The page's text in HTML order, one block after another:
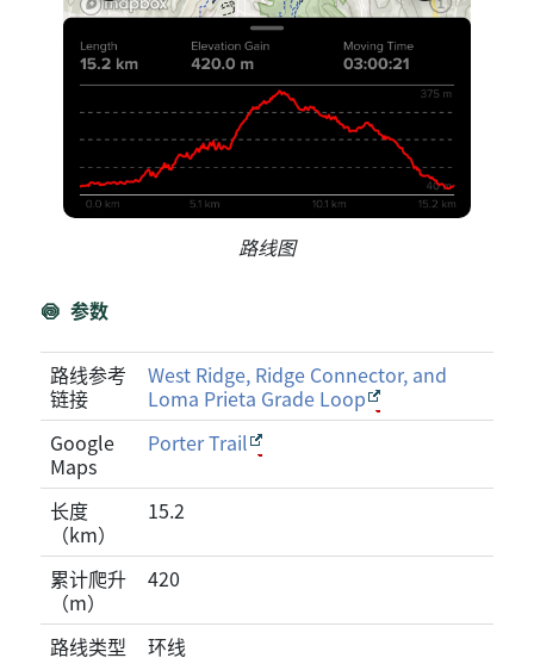
路线图
参数
路线参考
链接
West Ridge, Ridge Connector, and
Loma Prieta Grade Loop
Google
Maps
Porter Trail
长度
（km）
15.2
累计爬升
（m）
420
路线类型
环线